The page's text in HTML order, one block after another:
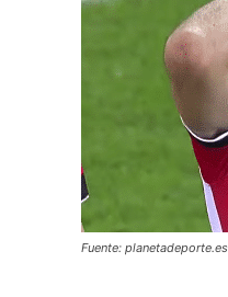
Fuente: planetadeporte.es